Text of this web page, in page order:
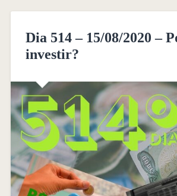
Dia 514 – 15/08/2020 –
investir?